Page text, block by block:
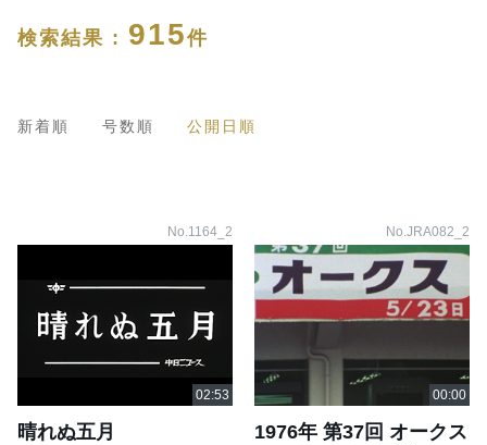
検索結果 : 915件
新着順 号数順 公開日順
No.1164_2
晴れぬ五月
No.JRA082_2
1976年 第37回 オークス